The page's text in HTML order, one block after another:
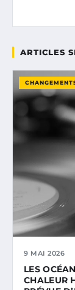
ARTICLES
9 MAI 2026
LES
CHALEUR